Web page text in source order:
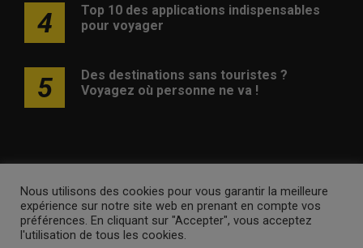
4
Top 10 des applications indispensables
pour voyager
5
Des destinations sans touristes ?
Voyagez où personne ne va !
Publicité Contact Avertissement Newsletter
Politique
de confidentialité
Nous utilisons des cookies pour vous garantir la meilleure
expérience sur notre site web en prenant en compte vos
préférences. En cliquant sur "Accepter", vous acceptez
l'utilisation de tous les cookies.